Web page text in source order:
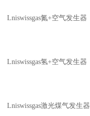
Lniswissgas氮+空气发生器
Lniswissgas氢+空气发生器
Lniswissgas激光煤气发生器